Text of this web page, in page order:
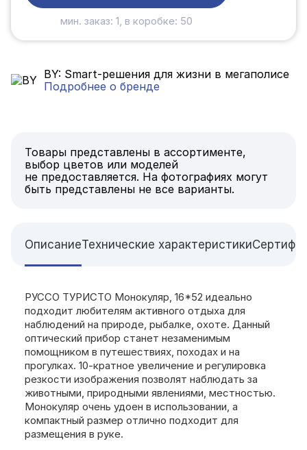
мин. заказ: 1, в коробке: 50
BY: Smart-решения для жизни в мегаполисе
Подробнее о бренде
Товары представлены в ассортименте,
выбор цветов или моделей
не предоставляется. На фотографиях могут
быть представлены не все варианты.
ОписаниеТехнические характеристики
РУССО ТУРИСТО Монокуляр, 16*52 идеально
подходит любителям активного отдыха для
наблюдений на природе, рыбалке, охоте. Данный
оптический прибор станет незаменимым
помощником в путешествиях, походах и на
прогулках. 10-кратное увеличение и регулировка
резкости изображения позволят наблюдать за
животными, природными явлениями, местностью.
Монокуляр очень удоен в использовании, а
компактный размер отлично подходит для
размещения в руке.